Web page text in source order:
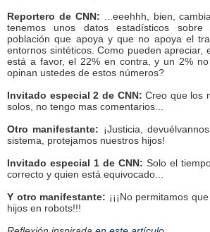
Reportero de CNN: ...eeehhh, bien,
tenemos unos datos estadísticos
población que apoya y que no apoya el
entornos sintéticos. Como pueden apreciar,
está a favor, el 22% en contra, y un 2%
opinan ustedes de estos números?
Invitado especial 2 de CNN: Creo que los
solos, no tengo mas comentarios...
Otro manifestante: ¡Justicia,
sistema, protejamos nuestros hijos!
Invitado especial 1 de CNN: Solo el
correcto y quien está equivocado...
Y otro manifestante: ¡¡¡No permitamos
hijos en robots!!!